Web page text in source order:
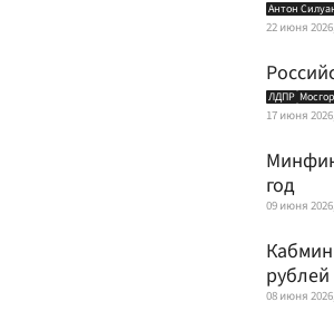
Антон
22 июня
ЛДПР
17 июня
год
09 июня
рублей
08 июня